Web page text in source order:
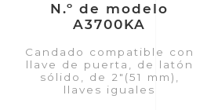
N.º de modelo
A3700KA
Candado compatible con
llave de puerta, de latón
sólido, de 2"(51 mm),
llaves iguales